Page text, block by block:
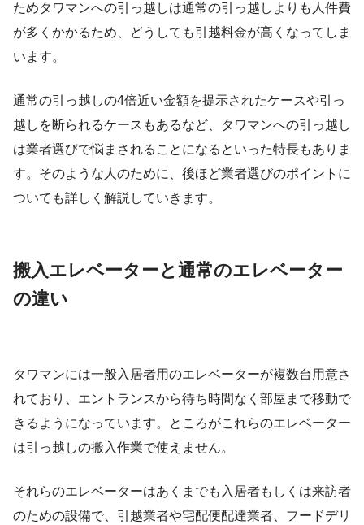
ためタワマンへの引っ越しは通常の引っ越しよりも人件費
が多くかかるため、どうしても引越料金が高くなってしま
います。
通常の引っ越しの4倍近い金額を提示されたケースや引っ
越しを断られるケースもあるなど、タワマンへの引っ越し
は業者選びで悩まされることになるといった特長もありま
す。そのような人のために、後ほど業者選びのポイントに
ついても詳しく解説していきます。
搬入エレベーターと通常のエレベーター
の違い
タワマンには一般入居者用のエレベーターが複数台用意さ
れており、エントランスから待ち時間なく部屋まで移動で
きるようになっています。ところがこれらのエレベーター
は引っ越しの搬入作業で使えません。
それらのエレベーターはあくまでも入居者もしくは来訪者
のための設備で、引越業者や宅配便配達業者、フードデリ